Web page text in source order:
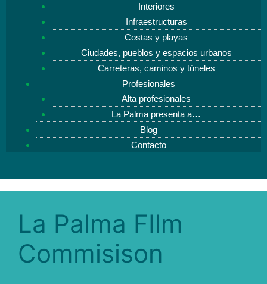
Interiores
Infraestructuras
Costas y playas
Ciudades, pueblos y espacios urbanos
Carreteras, caminos y túneles
Profesionales
Alta profesionales
La Palma presenta a…
Blog
Contacto
La Palma FIlm
Commisison